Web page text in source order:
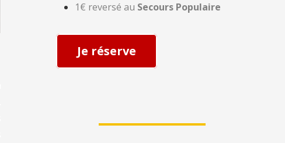
1€ reversé au Secours Populaire
Je réserve